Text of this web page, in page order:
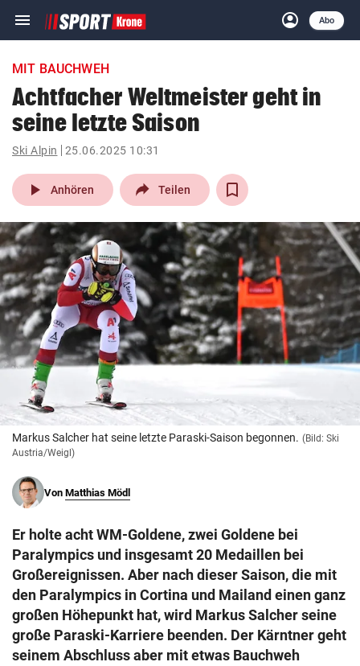
menu Navigation
ein-/ausklappen
account_circle
Anmelden
Abo
close Schließen
account_circle Anmelden
pin_drop
Wien arrow_right
bookmark
search
Suchbegriff
eingeben
© Krone Multimedia GmbH & Co KG 2026
Muthgasse 2, 1190 Wien
MIT BAUCHWEH
Achtfacher Weltmeister geht in
seine letzte Saison
Ski Alpin 25.06.2025 10:31
play_arrow Anhören Teilen
Markus Salcher hat seine letzte Paraski-Saison begonnen. (Bild: Ski
Austria/Weigl)
Von Matthias Mödl
Er holte acht WM-Goldene, zwei Goldene bei
Paralympics und insgesamt 20 Medaillen bei
Großereignissen. Aber nach dieser Saison, die mit
den Paralympics in Cortina und Mailand einen ganz
großen Höhepunkt hat, wird Markus Salcher seine
große Paraski-Karriere beenden. Der Kärntner geht
seinem Abschluss aber mit etwas Bauchweh